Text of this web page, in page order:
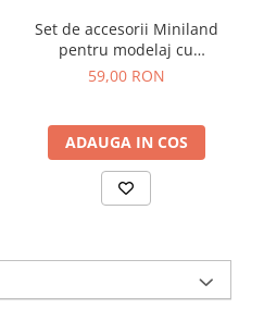
Set de accesorii Miniland
pentru modelaj cu
plastilina
59,00 RON
ADAUGA IN COS